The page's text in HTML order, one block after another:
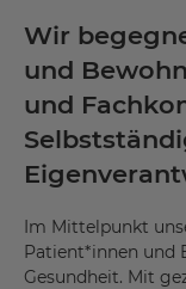
Wir
und
und
Im Mittelpunkt
Patient*innen und
Gesundheit. Mit